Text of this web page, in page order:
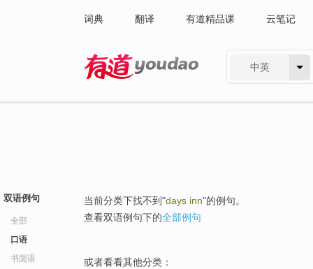
词典 翻译 有道精品课 云笔记
中英
双语例句
全部
口语
书面语
当前分类下找不到"days inn"的例句。
查看双语例句下的全部例句
或者看看其他分类：